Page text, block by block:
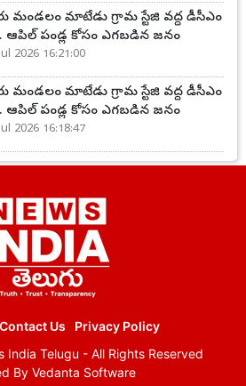
మండలం మాటేడు గ్రామ స్టేజి వద్ద డీసీఎం
ఆపిల్ పండ్ల కోసం ఎగబడిన జనం
2026 16:21:00
మండలం మాటేడు గ్రామ స్టేజి వద్ద డీసీఎం
ఆపిల్ పండ్ల కోసం ఎగబడిన జనం
2026 16:18:47
Contact Us
Privacy Policy
India Telugu - All Rights Reserved
By Vedanta Software